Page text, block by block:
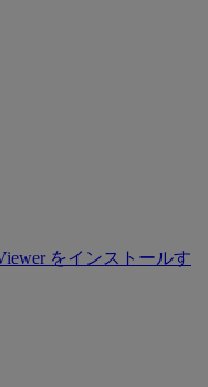
をインストールす